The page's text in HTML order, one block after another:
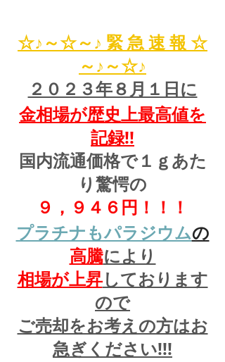
☆♪～☆～♪ 緊 急 速 報 ☆
～♪～☆♪
２０２３年８月１日に
金相場が歴史上最高値を
記録!!
国内流通価格で１ｇあた
り驚愕の
９，９４６円！！！
プラチナもパラジウムの
高騰により
相場が上昇しております
ので
ご売却をお考えの方はお
急ぎください!!!